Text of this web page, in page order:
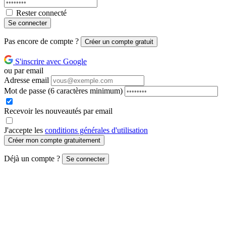
Rester connecté
Se connecter
Pas encore de compte ? Créer un compte gratuit
S'inscrire avec Google
ou par email
Adresse email
Mot de passe (6 caractères minimum)
Recevoir les nouveautés par email
J'accepte les conditions générales d'utilisation
Créer mon compte gratuitement
Déjà un compte ? Se connecter